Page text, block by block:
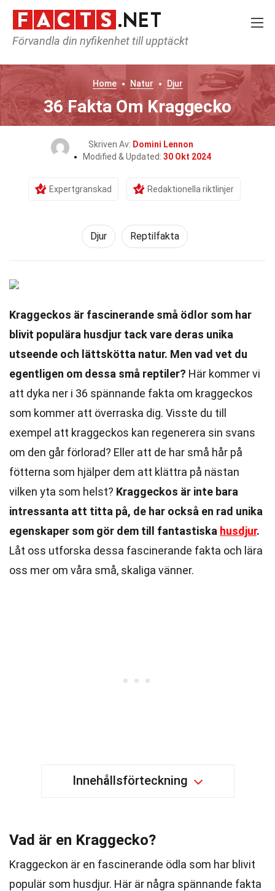
Förvandla din nyfikenhet till upptäckt
Home Natur Djur
36 Fakta Om Kraggecko
Skriven Av: Domini Lennon
Modified & Updated: 30 Okt 2024
Expertgranskad Redaktionella riktlinjer
Djur Reptilfakta
Kraggeckos är fascinerande små ödlor som har
blivit populära husdjur tack vare deras unika
utseende och lättskötta natur. Men vad vet du
egentligen om dessa små reptiler? Här kommer vi
att dyka ner i 36 spännande fakta om kraggeckos
som kommer att överraska dig. Visste du till
exempel att kraggeckos kan regenerera sin svans
om den går förlorad? Eller att de har små hår på
fötterna som hjälper dem att klättra på nästan
vilken yta som helst? Kraggeckos är inte bara
intressanta att titta på, de har också en rad unika
egenskaper som gör dem till fantastiska husdjur.
Låt oss utforska dessa fascinerande fakta och lära
oss mer om våra små, skaliga vänner.
Innehållsförteckning
Vad är en Kraggecko?
Kraggeckon är en fascinerande ödla som har blivit
populär som husdjur. Här är några spännande fakta